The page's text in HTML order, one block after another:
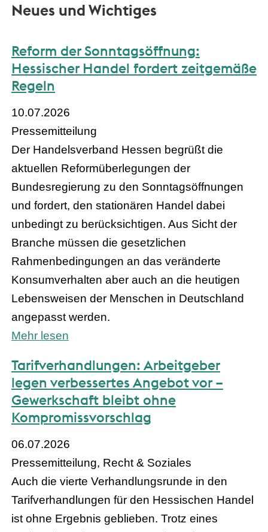
Neues und Wichtiges
Reform der Sonntagsöffnung:
Hessischer Handel fordert zeitgemäße
Regeln
10.07.2026
Pressemitteilung
Der Handelsverband Hessen begrüßt die
aktuellen Reformüberlegungen der
Bundesregierung zu den Sonntagsöffnungen
und fordert, den stationären Handel dabei
unbedingt zu berücksichtigen. Aus Sicht der
Branche müssen die gesetzlichen
Rahmenbedingungen an das veränderte
Konsumverhalten aber auch an die heutigen
Lebensweisen der Menschen in Deutschland
angepasst werden.
Mehr lesen
Tarifverhandlungen: Arbeitgeber
legen verbessertes Angebot vor –
Gewerkschaft bleibt ohne
Kompromissvorschlag
06.07.2026
Pressemitteilung, Recht & Soziales
Auch die vierte Verhandlungsrunde in den
Tarifverhandlungen für den Hessischen Handel
ist ohne Ergebnis geblieben. Trotz eines